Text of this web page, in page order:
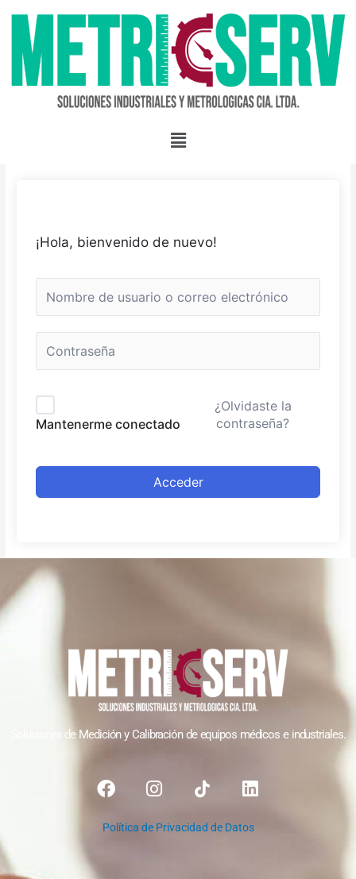
contenido
Menú
¡Hola, bienvenido de nuevo!
Mantenerme conectado
¿Olvidaste la
contraseña?
Acceder
Soluciones de Medición y Calibración de equipos médicos e industriales.
F
a
c
I
n
s
L
i
n
Política de Privacidad de Datos